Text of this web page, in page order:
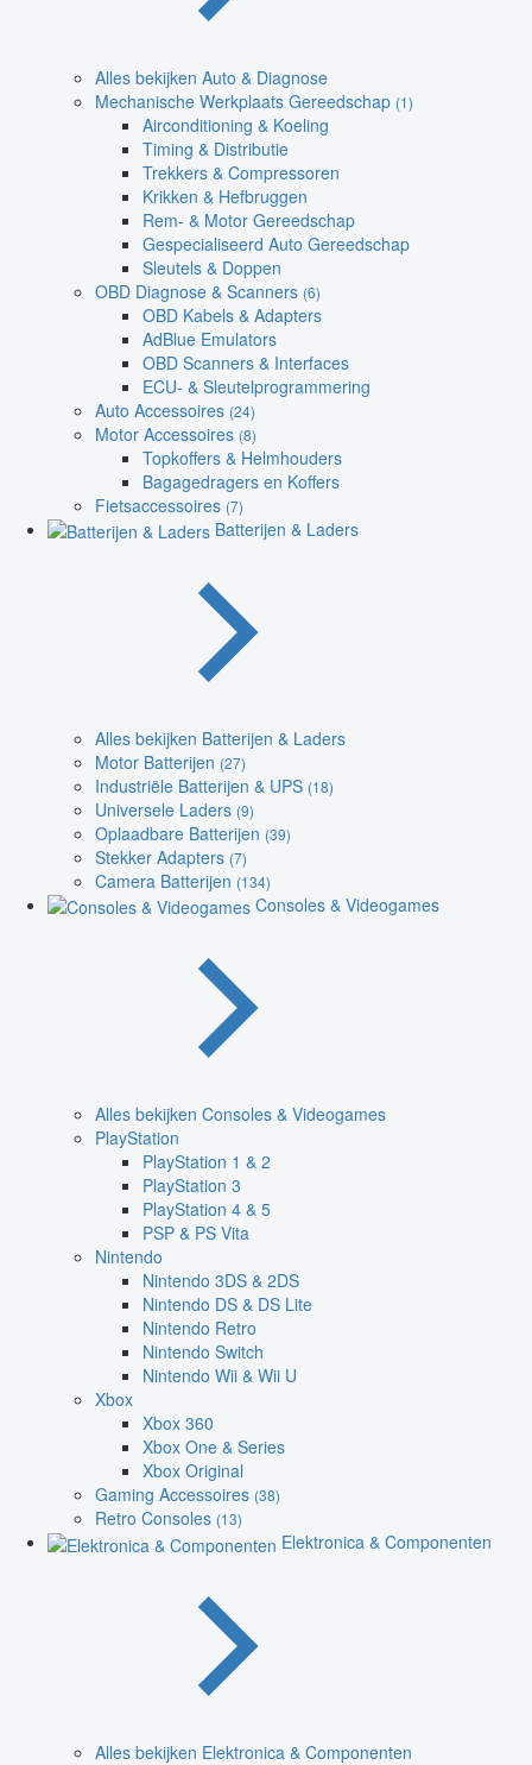
Alles bekijken Auto & Diagnose
Mechanische Werkplaats Gereedschap (1)
Airconditioning & Koeling
Timing & Distributie
Trekkers & Compressoren
Krikken & Hefbruggen
Rem- & Motor Gereedschap
Gespecialiseerd Auto Gereedschap
Sleutels & Doppen
OBD Diagnose & Scanners (6)
OBD Kabels & Adapters
AdBlue Emulators
OBD Scanners & Interfaces
ECU- & Sleutelprogrammering
Auto Accessoires (24)
Motor Accessoires (8)
Topkoffers & Helmhouders
Bagagedragers en Koffers
Fietsaccessoires (7)
Batterijen & Laders
Alles bekijken Batterijen & Laders
Motor Batterijen (27)
Industriële Batterijen & UPS (18)
Universele Laders (9)
Oplaadbare Batterijen (39)
Stekker Adapters (7)
Camera Batterijen (134)
Consoles & Videogames
Alles bekijken Consoles & Videogames
PlayStation
PlayStation 1 & 2
PlayStation 3
PlayStation 4 & 5
PSP & PS Vita
Nintendo
Nintendo 3DS & 2DS
Nintendo DS & DS Lite
Nintendo Retro
Nintendo Switch
Nintendo Wii & Wii U
Xbox
Xbox 360
Xbox One & Series
Xbox Original
Gaming Accessoires (38)
Retro Consoles (13)
Elektronica & Componenten
Alles bekijken Elektronica & Componenten